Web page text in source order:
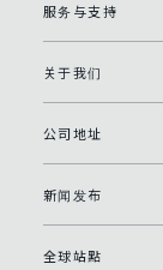
服务与支持
关于我们
公司地址
新闻发布
全球站點